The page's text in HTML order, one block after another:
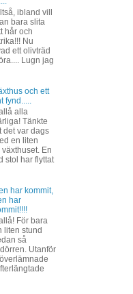
ibland vill
bara slita
hår och
Nu
ett olivträd
Lugn jag
och ett
fynd.....
alla
Tänkte
det var dags
en liten
En
stol har flyttat
har kommit,
har
För bara
liten stund
så
Utanför